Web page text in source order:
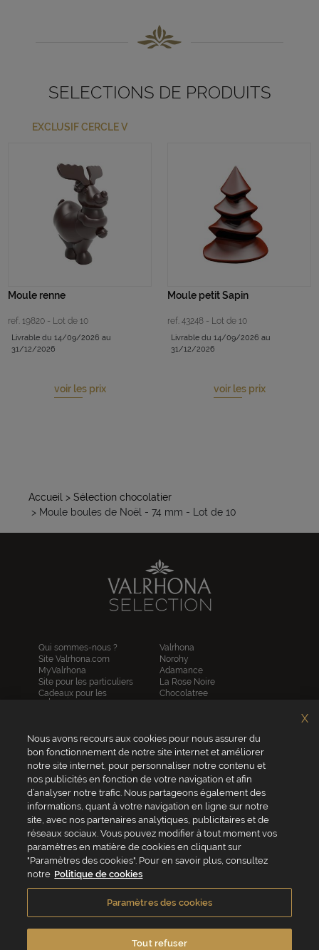
SELECTIONS DE PRODUITS
EXCLUSIF CERCLE V
Moule renne
ref. 19820 - Lot de 10
Livrable du 14/09/2026 au
31/12/2026
voir les prix
Moule petit Sapin
ref. 43248 - Lot de 10
Livrable du 14/09/2026 au
31/12/2026
voir les prix
Accueil > Sélection chocolatier
> Moule boules de Noël - 74 mm - Lot de 10
Qui sommes-nous ?
Site Valrhona.com
MyValrhona
Site pour les particuliers
Cadeaux pour les
entreprises
Contactez-nous
Valrhona
Norohy
Adamance
La Rose Noire
Chocolatree
Republica del cacao
Service client
04 75 07 51 51
Du lundi au jeudi : 8h - 18h
Le vendredi : 8h - 17h
VALRHONA FRANCE - ZA Les Fleurons - 315 Allée des Bergerons -
Conditions générales de vente Politique de cookies Vie privée
Nous avons recours aux cookies pour nous assurer du
bon fonctionnement de notre site internet et améliorer
notre site internet, pour personnaliser notre contenu et
nos publicités en fonction de votre navigation et afin
d’analyser notre trafic. Nous partageons également des
informations, quant à votre navigation en ligne sur notre
site, avec nos partenaires analytiques, publicitaires et de
réseaux sociaux. Vous pouvez modifier à tout moment vos
paramètres en matière de cookies en cliquant sur
"Paramètres des cookies". Pour en savoir plus, consultez
notre Politique de cookies
Paramètres des cookies
Tout refuser
X